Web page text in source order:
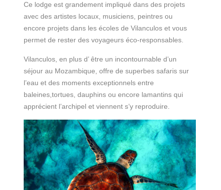
Ce lodge est grandement impliqué dans des projets
avec des artistes locaux, musiciens, peintres ou
encore projets dans les écoles de Vilanculos et vous
permet de rester des voyageurs éco-responsables.
Vilanculos, en plus d’ être un incontournable d’un
séjour au Mozambique, offre de superbes safaris sur
l’eau et des moments exceptionnels entre
baleines,tortues, dauphins ou encore lamantins qui
apprécient l’archipel et viennent s’y reproduire.